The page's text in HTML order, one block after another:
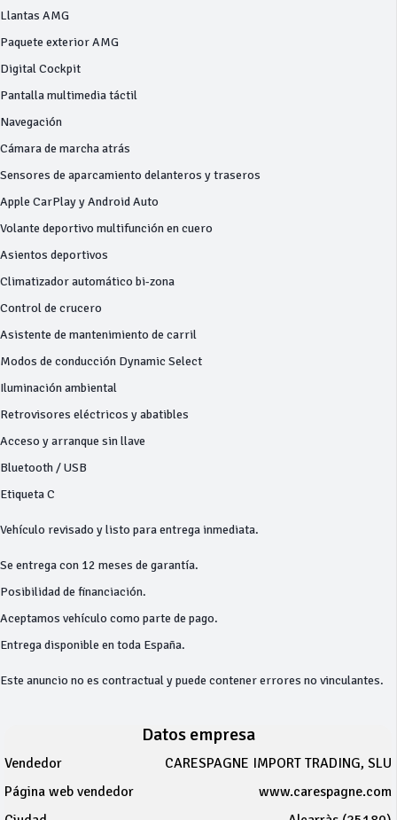
Llantas AMG
Paquete exterior AMG
Digital Cockpit
Pantalla multimedia táctil
Navegación
Cámara de marcha atrás
Sensores de aparcamiento delanteros y traseros
Apple CarPlay y Android Auto
Volante deportivo multifunción en cuero
Asientos deportivos
Climatizador automático bi-zona
Control de crucero
Asistente de mantenimiento de carril
Modos de conducción Dynamic Select
Iluminación ambiental
Retrovisores eléctricos y abatibles
Acceso y arranque sin llave
Bluetooth / USB
Etiqueta C
Vehículo revisado y listo para entrega inmediata.
Se entrega con 12 meses de garantía.
Posibilidad de financiación.
Aceptamos vehículo como parte de pago.
Entrega disponible en toda España.
Este anuncio no es contractual y puede contener errores no vinculantes.
Datos empresa
Vendedor
CARESPAGNE IMPORT TRADING, SLU
Página web vendedor
www.carespagne.com